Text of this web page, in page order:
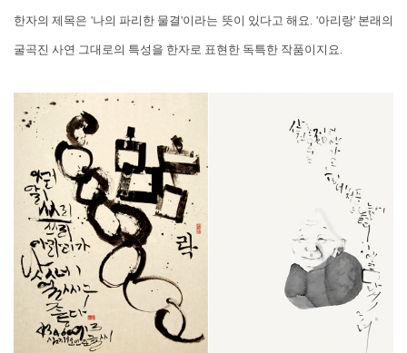
한자의 제목은 '나의 파리한 물결'이라는 뜻이 있다고 해요. '아리랑' 본래의
굴곡진 사연 그대로의 특성을 한자로 표현한 독특한 작품이지요.